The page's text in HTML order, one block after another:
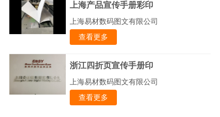
上海产品宣传手册彩印
上海易材数码图文有限公司
查看更多
浙江四折页宣传手册印
上海易材数码图文有限公司
查看更多